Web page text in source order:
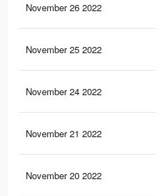
November 26 2022
November 25 2022
November 24 2022
November 21 2022
November 20 2022